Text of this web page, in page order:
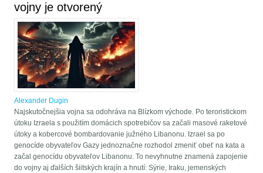
vojny je otvorený
Alexander Dugin
Najskutočnejšia vojna sa odohráva na Blízkom východe. Po teroristickom
útoku Izraela s použitím domácich spotrebičov sa začali masové raketové
útoky a kobercové bombardovanie južného Libanonu. Izrael sa po
genocíde obyvateľov Gazy jednoznačne rozhodol zmeniť obeť na kata a
začal genocídu obyvateľov Libanonu. To nevyhnutne znamená zapojenie
do vojny aj ďalších šiitských krajín a hnutí: Sýrie, Iraku, jemenských